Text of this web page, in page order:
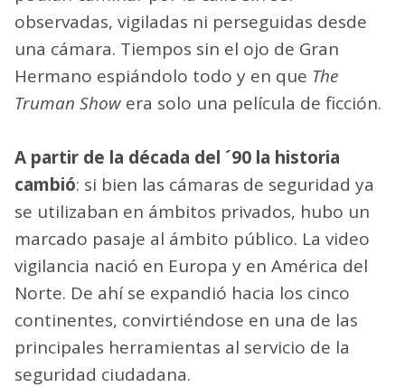
observadas, vigiladas ni perseguidas desde
una cámara. Tiempos sin el ojo de Gran
Hermano espiándolo todo y en que The
Truman Show era solo una película de ficción.
A partir de la década del ´90 la historia
cambió: si bien las cámaras de seguridad ya
se utilizaban en ámbitos privados, hubo un
marcado pasaje al ámbito público. La video
vigilancia nació en Europa y en América del
Norte. De ahí se expandió hacia los cinco
continentes, convirtiéndose en una de las
principales herramientas al servicio de la
seguridad ciudadana.